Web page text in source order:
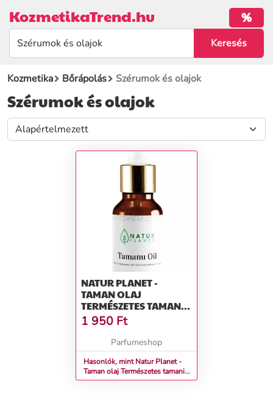
KozmetikaTrend.hu %
Kozmetika Bőrápolás Szérumok és olajok
Szérumok és olajok
NATUR PLANET -
TAMAN OLAJ
TERMÉSZETES TAMANI
OLAJ 30 ML
1 950 Ft
Parfumeshop
Hasonlók, mint Natur Planet -
Taman olaj Természetes tamani
olaj 30 ml